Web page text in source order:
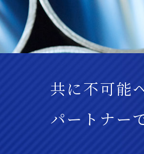
共に不可能
パートナー